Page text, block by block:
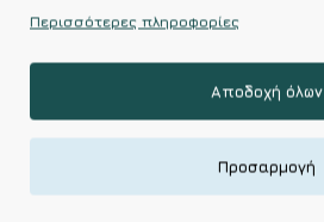
Περισσότερες πληροφορίες
Αποδοχή όλων
Προσαρμογή